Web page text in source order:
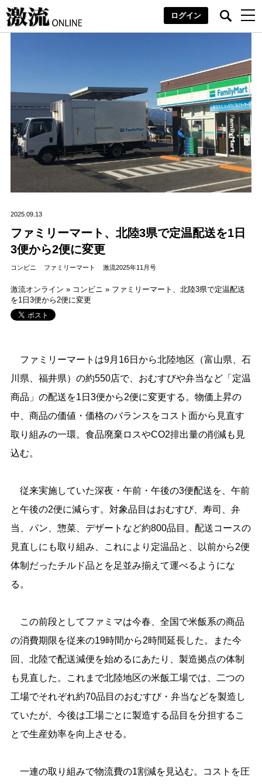
ログイン
2025.09.13
ファミリーマート、北陸3県で定温配送を1日
3便から2便に変更
コンビニ ファミリーマート 激流2025年11月号
激流オンライン » コンビニ » ファミリーマート、北陸3県で定温配送
を1日3便から2便に変更
ファミリーマートは9月16日から北陸地区（富山県、石
川県、福井県）の約550店で、おむすびや弁当など「定温
商品」の配送を1日3便から2便に変更する。物価上昇の
中、商品の価値・価格のバランスをコスト面から見直す
取り組みの一環。食品廃棄ロスやCO2排出量の削減も見
込む。
従来実施していた深夜・午前・午後の3便配送を、午前
と午後の2便に減らす。対象品目はおむすび、寿司、弁
当、パン、惣菜、デザートなど約800品目。配送コースの
見直しにも取り組み、これにより定温品と、以前から2便
体制だったチルド品とを足並み揃えて運べるようにな
る。
この前段としてファミマは今春、全国で米飯系の商品
の消費期限を従来の19時間から2時間延長した。また今
回、北陸で配送減便を始めるにあたり、製造拠点の体制
も見直した。これまで北陸地区の米飯工場では、二つの
工場でそれぞれ約70品目のおむすび・弁当などを製造し
ていたが、今後は工場ごとに製造する品目を分担するこ
とで生産効率を向上させる。
一連の取り組みで物流費の1割減を見込む。コストを圧